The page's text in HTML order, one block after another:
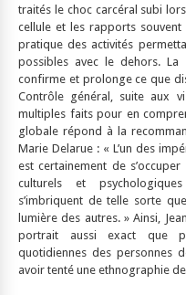
traités le choc carcéral subi
cellule et les rapports
pratique des activités
possibles avec le dehors.
confirme et prolonge ce que
Contrôle général, suite aux
multiples faits pour en
globale répond à la
Marie Delarue : « L’un des
est certainement de
culturels et
s’imbriquent de telle sorte
lumière des autres. » Ainsi,
portrait aussi exact que
quotidiennes des personnes
avoir tenté une ethnographie